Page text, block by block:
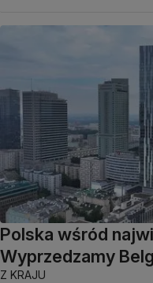
Polska wśród
Wyprzedzamy
Z KRAJU